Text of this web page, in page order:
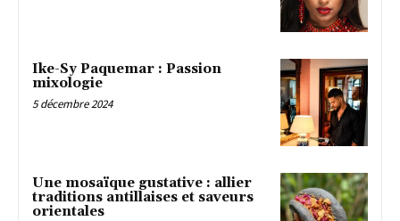
Ike-Sy Paquemar : Passion
mixologie
5 décembre 2024
Une mosaïque gustative : allier
traditions antillaises et saveurs
orientales